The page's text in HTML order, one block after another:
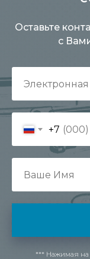
Оставьте
с
+7
*** Нажимая на